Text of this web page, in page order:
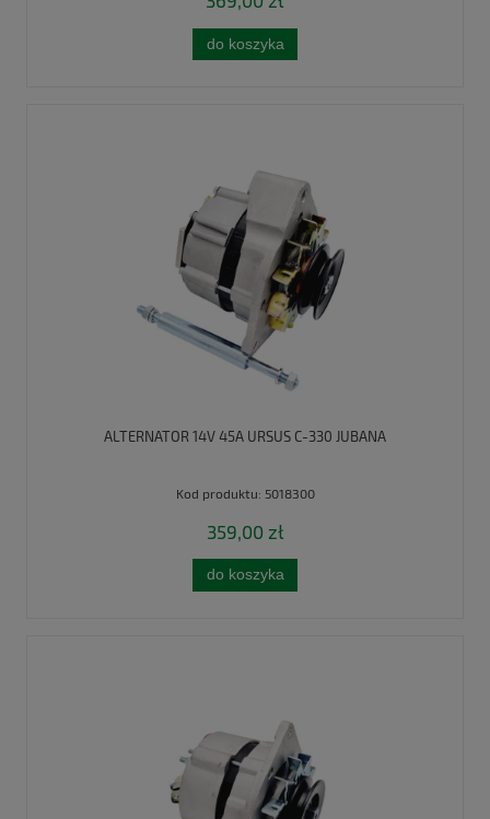
do koszyka
ALTERNATOR 14V 45A URSUS C-330 JUBANA
Kod produktu: 5018300
359,00 zł
do koszyka